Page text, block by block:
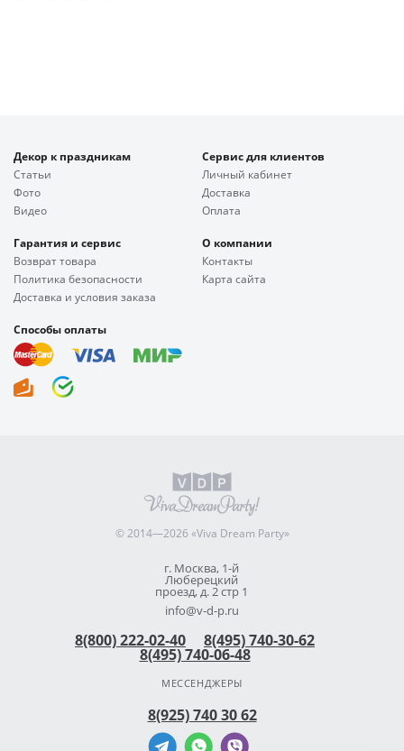
Декор к праздникам
Статьи
Фото
Видео
Сервис для клиентов
Личный кабинет
Доставка
Оплата
Гарантия и сервис
Возврат товара
Политика безопасности
Доставка и условия заказа
О компании
Контакты
Карта сайта
Способы оплаты
© 2014—2026 «Viva Dream Party»
г. Москва, 1-й
Люберецкий
проезд, д. 2 стр 1
info@v-d-p.ru
8(800) 222-02-40 8(495) 740-30-62
8(495) 740-06-48
МЕССЕНДЖЕРЫ
8(925) 740 30 62